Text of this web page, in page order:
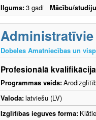
Ilgums:3 gadi Mācību/
Dobeles Amatniecības un
Profesionālā
Programmas veids:
Valoda:latviešu (LV)
Izglītības ieguves forma: